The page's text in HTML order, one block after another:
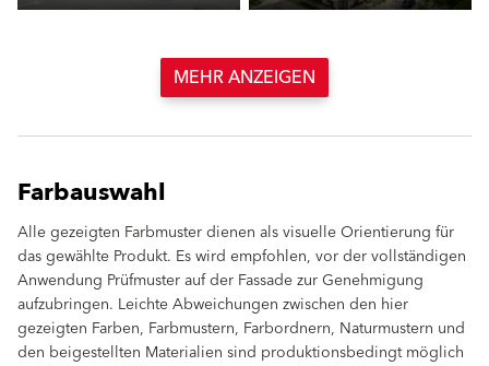
MEHR ANZEIGEN
Farbauswahl
Alle gezeigten Farbmuster dienen als visuelle Orientierung für
das gewählte Produkt. Es wird empfohlen, vor der vollständigen
Anwendung Prüfmuster auf der Fassade zur Genehmigung
aufzubringen. Leichte Abweichungen zwischen den hier
gezeigten Farben, Farbmustern, Farbordnern, Naturmustern und
den beigestellten Materialien sind produktionsbedingt möglich